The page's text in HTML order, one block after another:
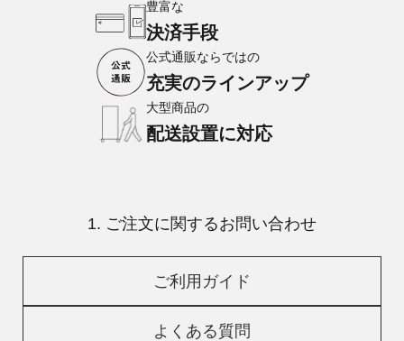
豊富な
決済手段
公式通販ならではの
充実のラインアップ
大型商品の
配送設置に対応
1. ご注文に関するお問い合わせ
ご利用ガイド
よくある質問